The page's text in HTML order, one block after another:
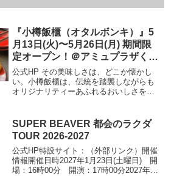
『小樽飯櫃（オタルボンキ）』5
月13日(火)〜5月26日(月) 期間限
定オープン！＠アミュプラザくま
もと 1F
公式HP その美味しさは、どこか懐かし
い。小樽飯櫃は、伝統を踏襲しながらも
オリジナリティーあふれるおいしさを提
げました。四元豚しゅうまい、たこザン
ギなど北海道の美味しさ...
SUPER BEAVER 都会のラクダ
TOUR 2026‐2027
公式HP特設サイト：（外部リンク）開催
情報開催日時2027年1月23日(土曜日) 開
場：16時00分 開演：17時00分2027年1